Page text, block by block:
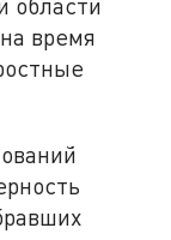
области
время